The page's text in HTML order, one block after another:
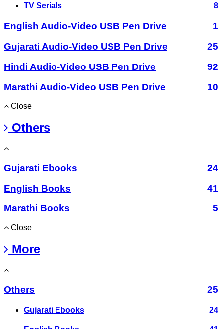
TV Serials 8
English Audio-Video USB Pen Drive
1
Gujarati Audio-Video USB Pen Drive
25
Hindi Audio-Video USB Pen Drive
92
Marathi Audio-Video USB Pen Drive
10
Close
Others
Gujarati Ebooks
24
English Books
41
Marathi Books
5
Close
More
Others 25
Gujarati Ebooks 24